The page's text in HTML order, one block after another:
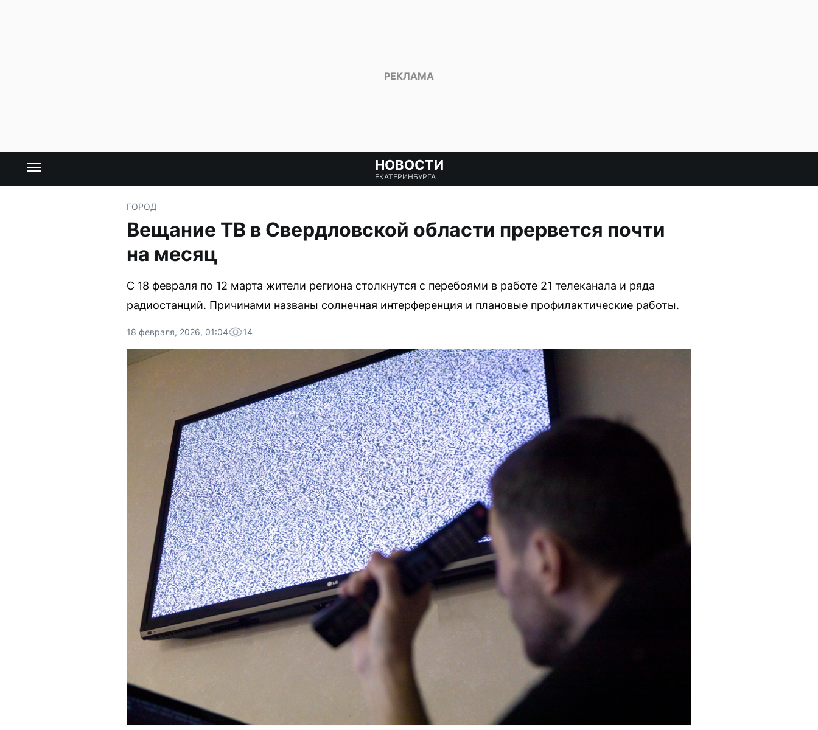
НОВОСТИ
ЕКАТЕРИНБУРГА
ГОРОД
Вещание ТВ в Свердловской области прервется почти
на месяц
С 18 февраля по 12 марта жители региона столкнутся с перебоями в работе 21 телеканала и ряда
радиостанций. Причинами названы солнечная интерференция и плановые профилактические работы.
18 февраля, 2026, 01:04 14